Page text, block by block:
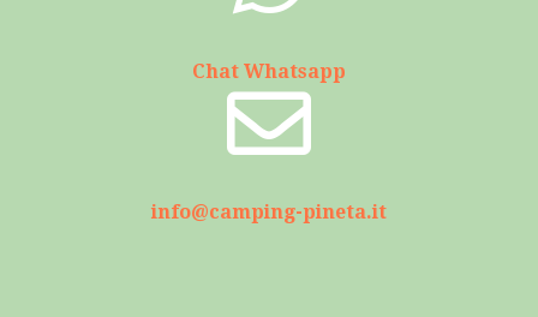
Chat Whatsapp
info@camping-pineta.it